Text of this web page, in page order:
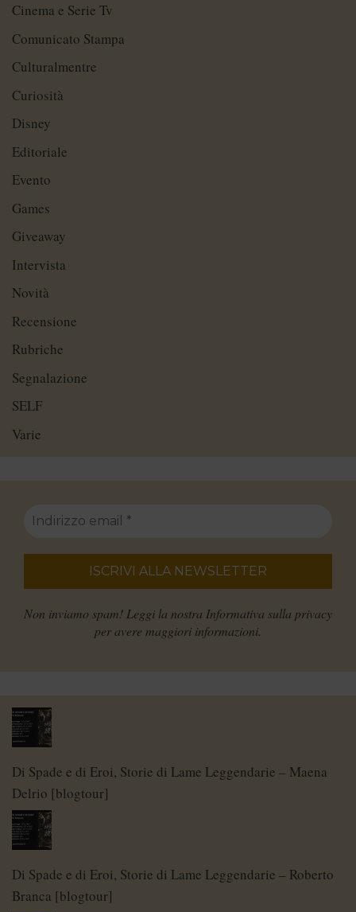
Cinema e Serie Tv
Comunicato Stampa
Culturalmentre
Curiosità
Disney
Editoriale
Evento
Games
Giveaway
Intervista
Novità
Recensione
Rubriche
Segnalazione
SELF
Varie
Non inviamo spam! Leggi la nostra Informativa sulla privacy
per avere maggiori informazioni.
Di Spade e di Eroi, Storie di Lame Leggendarie – Maena
Delrio [blogtour]
Di Spade e di Eroi, Storie di Lame Leggendarie – Roberto
Branca [blogtour]